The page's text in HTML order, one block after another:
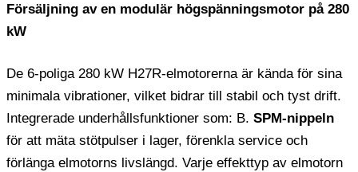
Försäljning av en modulär högspänningsmotor på 280
kW
De 6-poliga 280 kW H27R-elmotorerna är kända för sina
minimala vibrationer, vilket bidrar till stabil och tyst drift.
Integrerade underhållsfunktioner som: B. SPM-nippeln
för att mäta stötpulser i lager, förenkla service och
förlänga elmotorns livslängd. Varje effekttyp av elmotorn